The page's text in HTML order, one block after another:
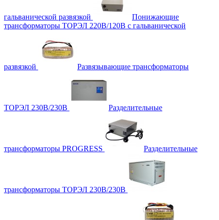
гальванической развязкой
Понижающие
трансформаторы ТОРЭЛ 220В/120В с гальванической
развязкой Развязывающие трансформаторы
ТОРЭЛ 230В/230В Разделительные
трансформаторы PROGRESS Разделительные
трансформаторы ТОРЭЛ 230В/230В